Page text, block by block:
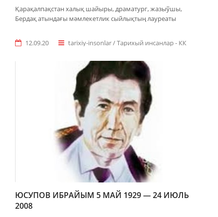
Қарақалпақстан халық шайыры, драматург, жазыўшы,
Бердақ атындағы мәмлекетлик сыйлықтың лауреаты
12.09.20 tarixiy-insonlar / Taрихый инсанлар - КК
ЮСУПОВ ИБРАЙЫМ 5 МАЙ 1929 — 24 ИЮЛЬ
2008